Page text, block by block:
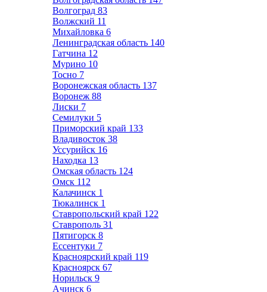
Волгоград 83
Волжский 11
Михайловка 6
Ленинградская область 140
Гатчина 12
Мурино 10
Тосно 7
Воронежская область 137
Воронеж 88
Лиски 7
Семилуки 5
Приморский край 133
Владивосток 38
Уссурийск 16
Находка 13
Омская область 124
Омск 112
Калачинск 1
Тюкалинск 1
Ставропольский край 122
Ставрополь 31
Пятигорск 8
Ессентуки 7
Красноярский край 119
Красноярск 67
Норильск 9
Ачинск 6